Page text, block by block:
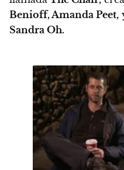
Benioff, Amanda Peet,
Sandra Oh.